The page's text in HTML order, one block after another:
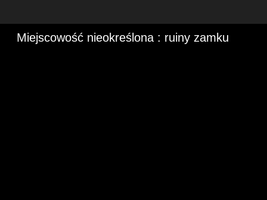
Miejscowość nieokreślona : ruiny zamku